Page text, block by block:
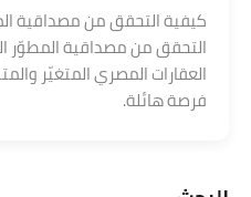
كيفية التحقق من مصداقية
التحقق من مصداقية
العقارات المصري المتغيّر
فرصة هائلة.